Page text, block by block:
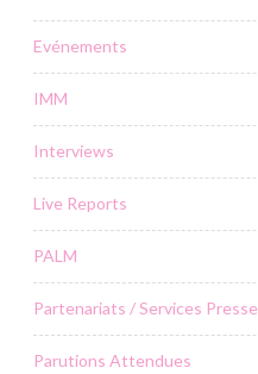
Evénements
IMM
Interviews
Live Reports
PALM
Partenariats / Services Presse
Parutions Attendues